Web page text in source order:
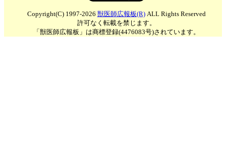
Copyright(C) 1997-2026 獣医師広報板(R)ALL Rights Reserved
許可なく転載を禁じます。
「獣医師広報板」は商標登録(4476083号)されています。